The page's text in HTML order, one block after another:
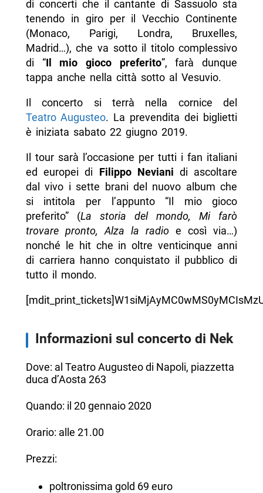
di concerti che il cantante di Sassuolo sta
tenendo in giro per il Vecchio Continente
(Monaco, Parigi, Londra, Bruxelles,
Madrid…), che va sotto il titolo complessivo
di “Il mio gioco preferito”, farà dunque
tappa anche nella città sotto al Vesuvio.
Il concerto si terrà nella cornice del
Teatro Augusteo. La prevendita dei biglietti
è iniziata sabato 22 giugno 2019.
Il tour sarà l’occasione per tutti i fan italiani
ed europei di Filippo Neviani di ascoltare
dal vivo i sette brani del nuovo album che
si intitola per l’appunto “Il mio gioco
preferito” (La storia del mondo, Mi farò
trovare pronto, Alza la radio e così via…)
nonché le hit che in oltre venticinque anni
di carriera hanno conquistato il pubblico di
tutto il mondo.
Informazioni sul concerto di Nek
Dove: al Teatro Augusteo di Napoli, piazzetta
duca d’Aosta 263
Quando: il 20 gennaio 2020
Orario: alle 21.00
Prezzi:
poltronissima gold 69 euro